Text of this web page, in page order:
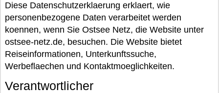
Diese Datenschutzerklaerung erklaert, wie
personenbezogene Daten verarbeitet werden
koennen, wenn Sie Ostsee Netz, die Website unter
ostsee-netz.de, besuchen. Die Website bietet
Reiseinformationen, Unterkunftssuche,
Werbeflaechen und Kontaktmoeglichkeiten.
Verantwortlicher